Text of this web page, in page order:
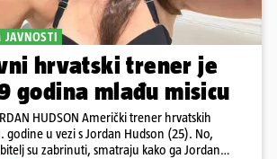
JAVNOSTI
hrvatski trener je
godina mlađu misicu
HUDSON Američki trener hrvatskih
godine u vezi s Jordan Hudson (25). No,
su zabrinuti, smatraju kako ga Jordan